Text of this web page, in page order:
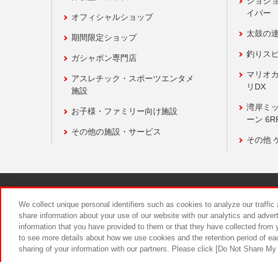
オフィシャルショップ
期間限定ショップ
ガシャポン専門店
アスレチック・スポーツエンタメ
施設
お子様・ファミリー向け施設
その他の施設・サービス
イバー
太鼓の
釣りス
マリオ
リDX
湾岸ミ
ーン
その他
食品のご提供
We collect unique personal identifiers such as cookies to analyze our
share information about your use of our website with our analytics and
information that you have provided to them or that they have collected
to see more details about how we use cookies and the retention period of
sharing of your information with our partners. Please click [Do Not Share